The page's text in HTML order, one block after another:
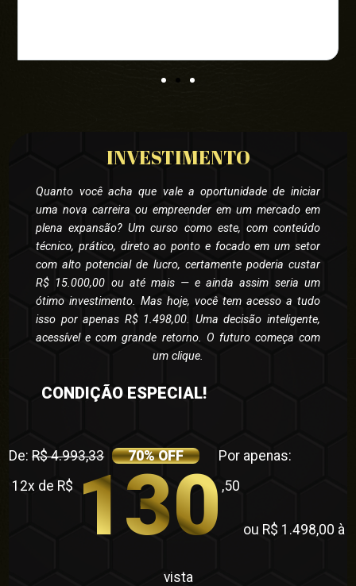
INVESTIMENTO
Quanto você acha que vale a oportunidade de iniciar
uma nova carreira ou empreender em um mercado em
plena expansão? Um curso como este, com conteúdo
técnico, prático, direto ao ponto e focado em um setor
com alto potencial de lucro, certamente poderia custar
R$ 15.000,00 ou até mais — e ainda assim seria um
ótimo investimento. Mas hoje, você tem acesso a tudo
isso por apenas R$ 1.498,00. Uma decisão inteligente,
acessível e com grande retorno. O futuro começa com
um clique.
CONDIÇÃO ESPECIAL!
De:R$ 4.993,33 70% OFF
Por apenas:
12x de R$
130 ,50
ou R$ 1.498,00 à
vista